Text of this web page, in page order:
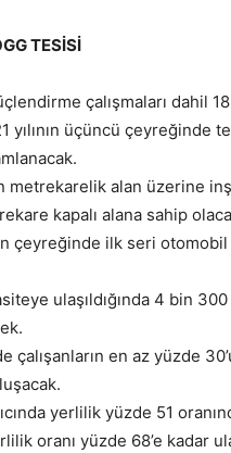
TESİSİ
çalışmaları dahil
yılının üçüncü çeyreğinde
metrekarelik alan üzerine
kapalı alana sahip
çeyreğinde ilk seri
ulaşıldığında 4 bin
çalışanların en az yüzde
yerlilik yüzde 51
oranı yüzde 68’e kadar